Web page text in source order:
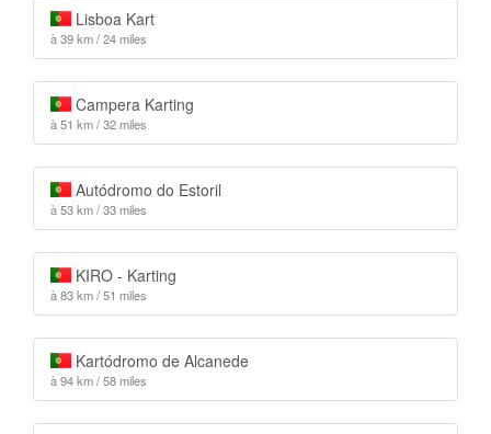
Lisboa Kart
à 39 km / 24 miles
Campera Karting
à 51 km / 32 miles
Autódromo do Estoril
à 53 km / 33 miles
KIRO - Karting
à 83 km / 51 miles
Kartódromo de Alcanede
à 94 km / 58 miles